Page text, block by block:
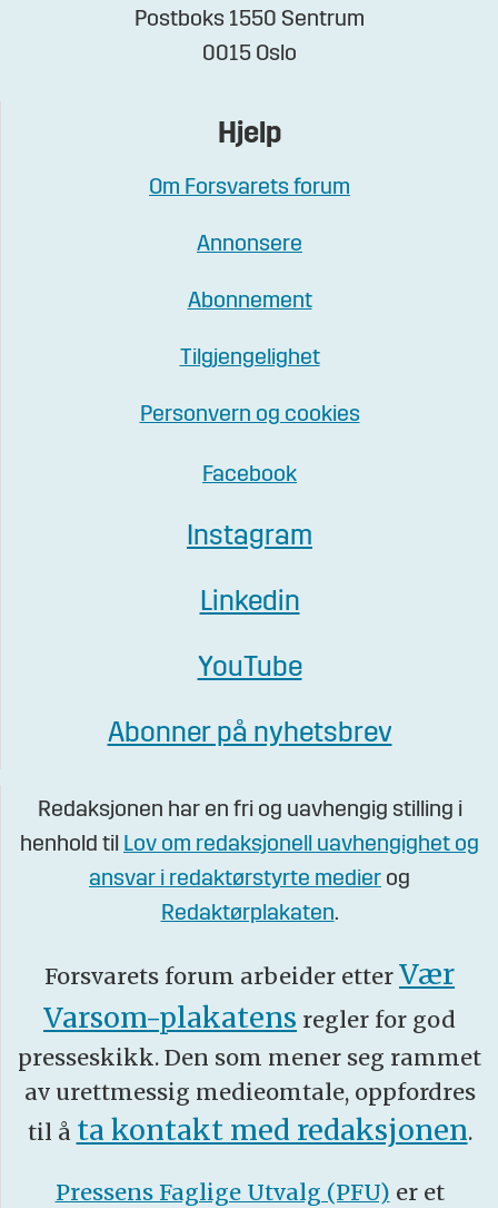
Postboks 1550 Sentrum
0015 Oslo
Hjelp
Om Forsvarets forum
Annonsere
Abonnement
Tilgjengelighet
Personvern og cookies
Facebook
Instagram
Linkedin
YouTube
Abonner på nyhetsbrev
Redaksjonen har en fri og uavhengig stilling i
henhold til Lov om redaksjonell uavhengighet og
ansvar i redaktørstyrte medier og
Redaktørplakaten.
Forsvarets forum arbeider etter Vær
Varsom-plakatens regler for god
presseskikk. Den som mener seg rammet
av urettmessig medieomtale, oppfordres
til å ta kontakt med redaksjonen.
Pressens Faglige Utvalg (PFU) er et